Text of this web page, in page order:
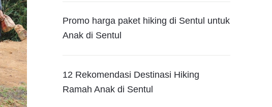
Promo harga paket hiking di Sentul untuk
Anak di Sentul
12 Rekomendasi Destinasi Hiking
Ramah Anak di Sentul